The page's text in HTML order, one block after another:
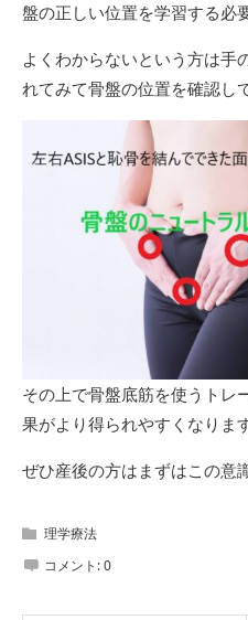
盤の正しい位置を学習する必
よくわからないという方は手
れてみて骨盤の位置を確認し
その上で骨盤底筋を使うトレ
果がより得られやすくなります
ぜひ産後の方はまずはこの意
理学療法
コメント:0